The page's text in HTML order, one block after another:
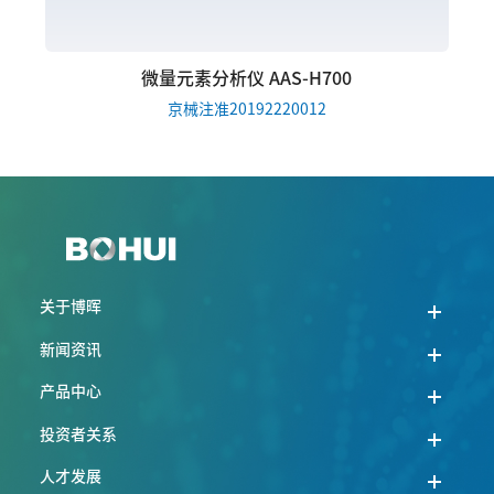
微量元素分析仪 AAS-H700
京械注准20192220012
关于博晖
新闻资讯
产品中心
投资者关系
人才发展